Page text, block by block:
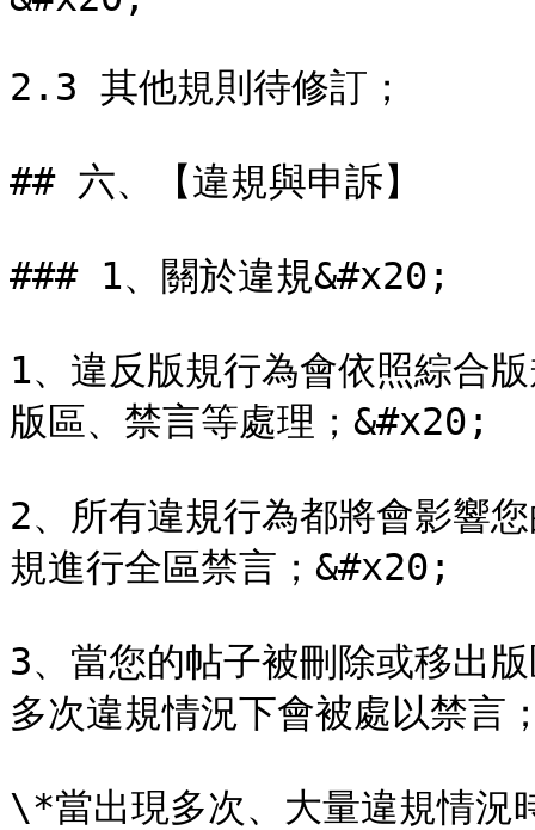
2.3 其他規則待修訂；
## 六、【違規與申訴】
### 1、關於違規&#x20;
1、違反版規行為會依照綜合
版區、禁言等處理；&#x20;
2、所有違規行為都將會影響
規進行全區禁言；&#x20;
3、當您的帖子被刪除或移出
多次違規情況下會被處以禁言
\*當出現多次、大量違規情況